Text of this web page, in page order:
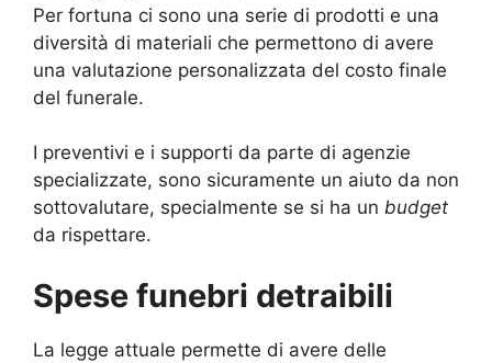
Per fortuna ci sono una serie di prodotti e una
diversità di materiali che permettono di avere
una valutazione personalizzata del costo finale
del funerale.
I preventivi e i supporti da parte di agenzie
specializzate, sono sicuramente un aiuto da non
sottovalutare, specialmente se si ha un budget
da rispettare.
Spese funebri detraibili
La legge attuale permette di avere delle